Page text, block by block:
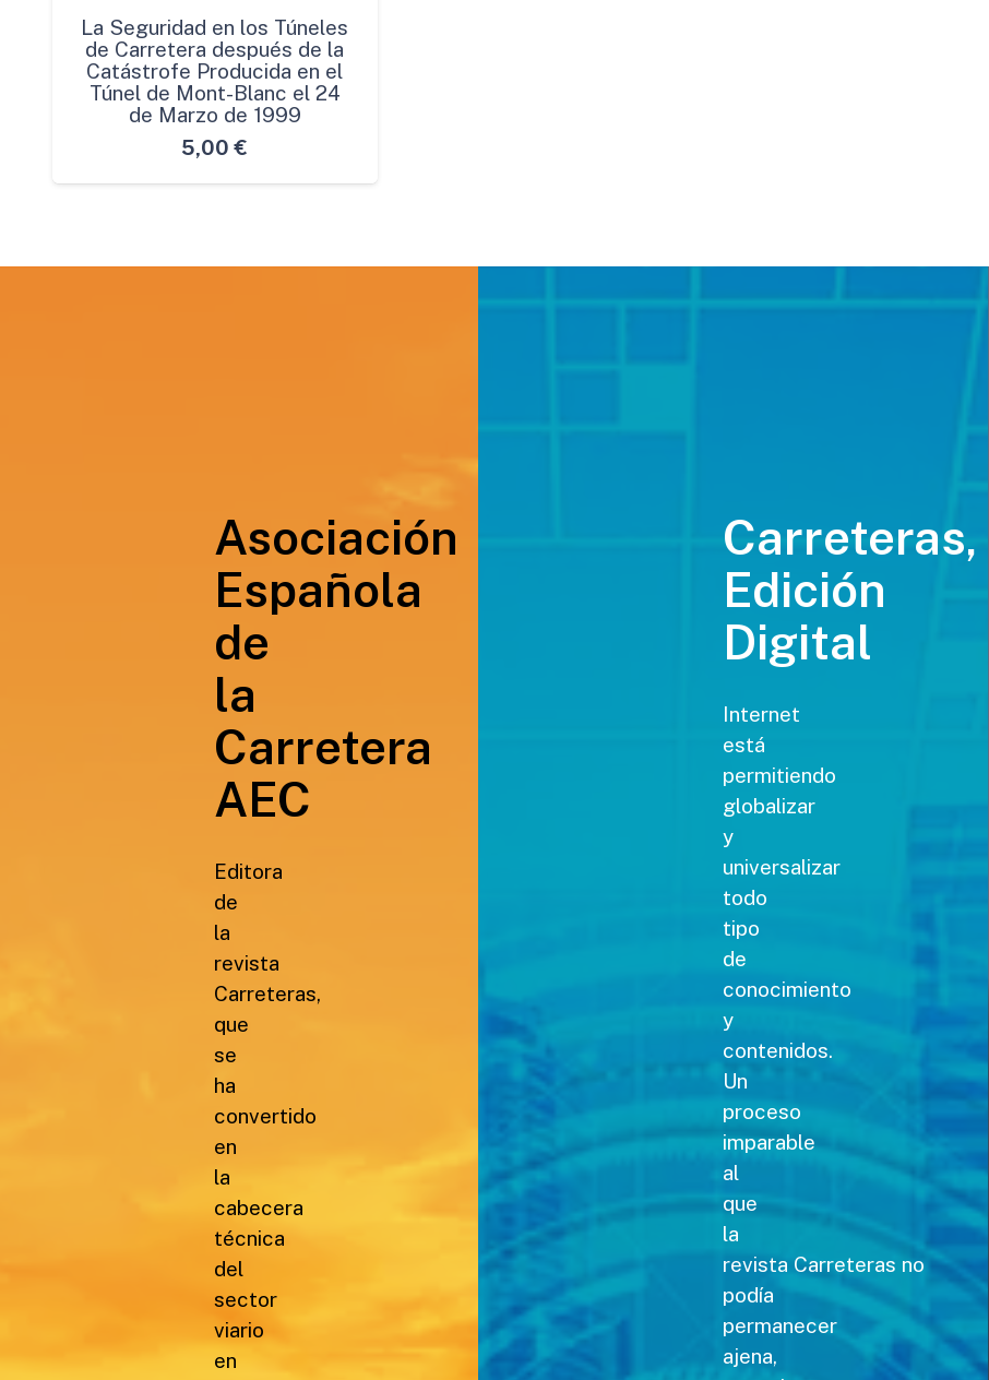
La Seguridad en los Túneles
de Carretera después de la
Catástrofe Producida en el
Túnel de Mont-Blanc el 24
de Marzo de 1999
5,00 €
Asociación
Española
de
la
Carretera
AEC
Editora
de
la
revista
Carreteras,
que
se
ha
convertido
en
la
cabecera
técnica
del
sector
viario
en
Carreteras,
Edición
Digital
Internet
está
permitiendo
globalizar
y
universalizar
todo
tipo
de
conocimiento
y
contenidos.
Un
proceso
imparable
al
que
la
revista Carreteras no
podía
permanecer
ajena,